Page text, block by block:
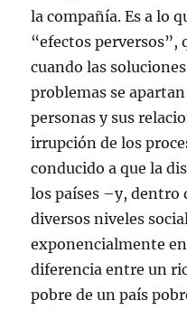
la compañía. Es a lo
“efectos perversos”,
cuando las
problemas se
personas y sus
irrupción de los
conducido a que la
los países –y, dentro
diversos niveles
exponencialmente
diferencia entre un
pobre de un país